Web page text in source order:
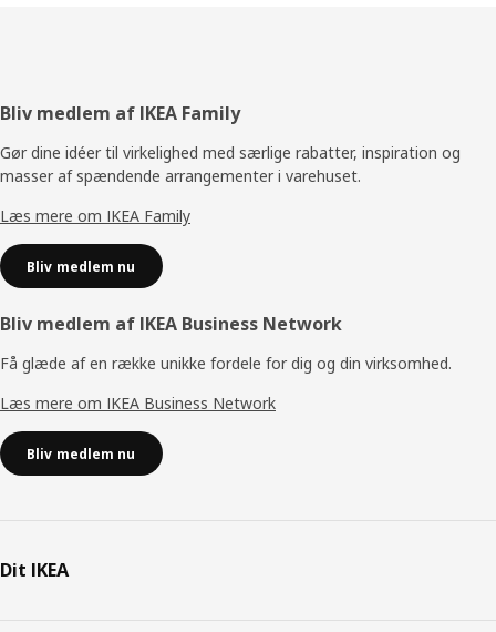
Footer
Bliv medlem af IKEA Family
Gør dine idéer til virkelighed med særlige rabatter, inspiration og
masser af spændende arrangementer i varehuset.
Læs mere om IKEA Family
Bliv medlem nu
Bliv medlem af IKEA Business Network
Få glæde af en række unikke fordele for dig og din virksomhed.
Læs mere om IKEA Business Network
Bliv medlem nu
Dit IKEA